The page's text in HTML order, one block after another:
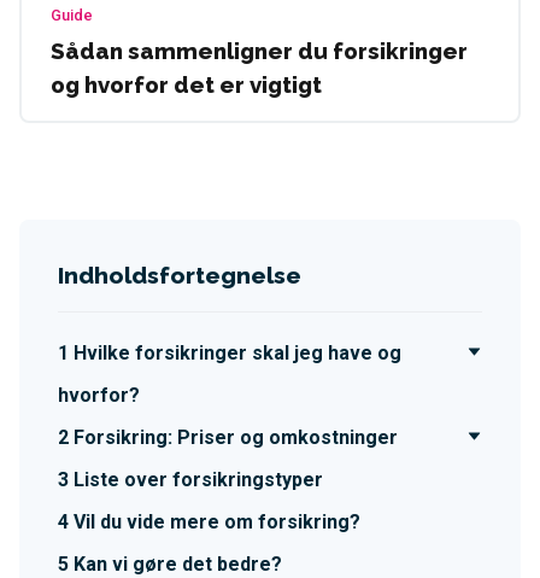
Guide
Sådan sammenligner du forsikringer
og hvorfor det er vigtigt
Indholdsfortegnelse
Hvilke forsikringer skal jeg have og
hvorfor?
Forsikring: Priser og omkostninger
Liste over forsikringstyper
Vil du vide mere om forsikring?
Kan vi gøre det bedre?